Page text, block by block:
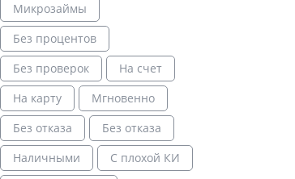
Микрозаймы
Без процентов
Без проверок
На счет
На карту
Мгновенно
Без отказа
Без отказа
Наличными
С плохой КИ